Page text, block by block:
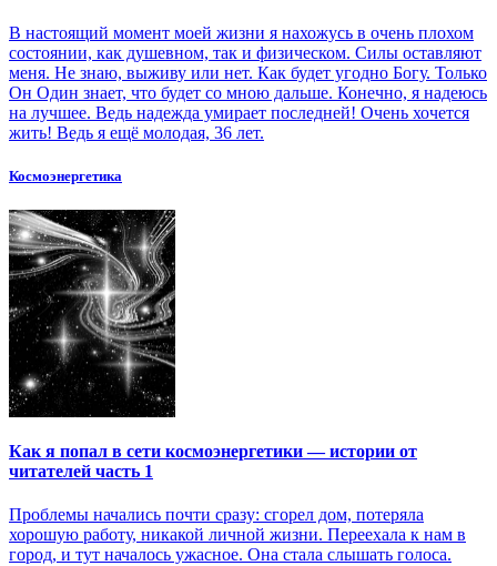
В настоящий момент моей жизни я нахожусь в очень плохом
состоянии, как душевном, так и физическом. Силы оставляют
меня. Не знаю, выживу или нет. Как будет угодно Богу. Только
Он Один знает, что будет со мною дальше. Конечно, я надеюсь
на лучшее. Ведь надежда умирает последней! Очень хочется
жить! Ведь я ещё молодая, 36 лет.
Космоэнергетика
Как я попал в сети космоэнергетики — истории от
читателей часть 1
Проблемы начались почти сразу: сгорел дом, потеряла
хорошую работу, никакой личной жизни. Переехала к нам в
город, и тут началось ужасное. Она стала слышать голоса.